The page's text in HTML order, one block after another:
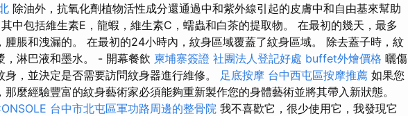
除油外，抗氧化劑植物活性成分還通過中和紫外線引起的皮膚中和自由基來幫助
其中包括維生素E，龍蝦，維生素C，蠕蟲和白茶的提取物。 在最初的幾天，最多
腫脹和洩漏的。 在最初的24小時內，紋身區域覆蓋了紋身區域。 除去蓋子時，紋
，淋巴液和墨水。 - 開幕餐飲 柬埔寨簽證 社團法人登記好處 buffet外燴價格 曬傷
，並決定是否需要訪問紋身器進行維修。 足底按摩 台中西屯區按摩推薦 如果您
麼經驗豐富的紋身藝術家必須能夠重新製作您的身體藝術並將其帶入新狀態。
台中市北屯區軍功路周邊的整骨院 我不喜歡它，很少使用它，我發現它